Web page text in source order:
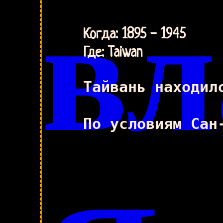
Когда: 1895 - 1945
Где: Taiwan
Тайвань
По условиям